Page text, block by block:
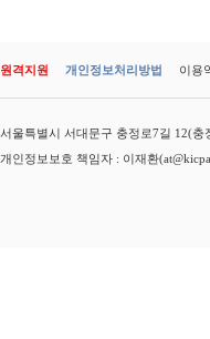
원격지원 개인정보처리방법 이용
서울특별시 서대문구 충정로7길 12(
개인정보보호 책임자 : 이재환